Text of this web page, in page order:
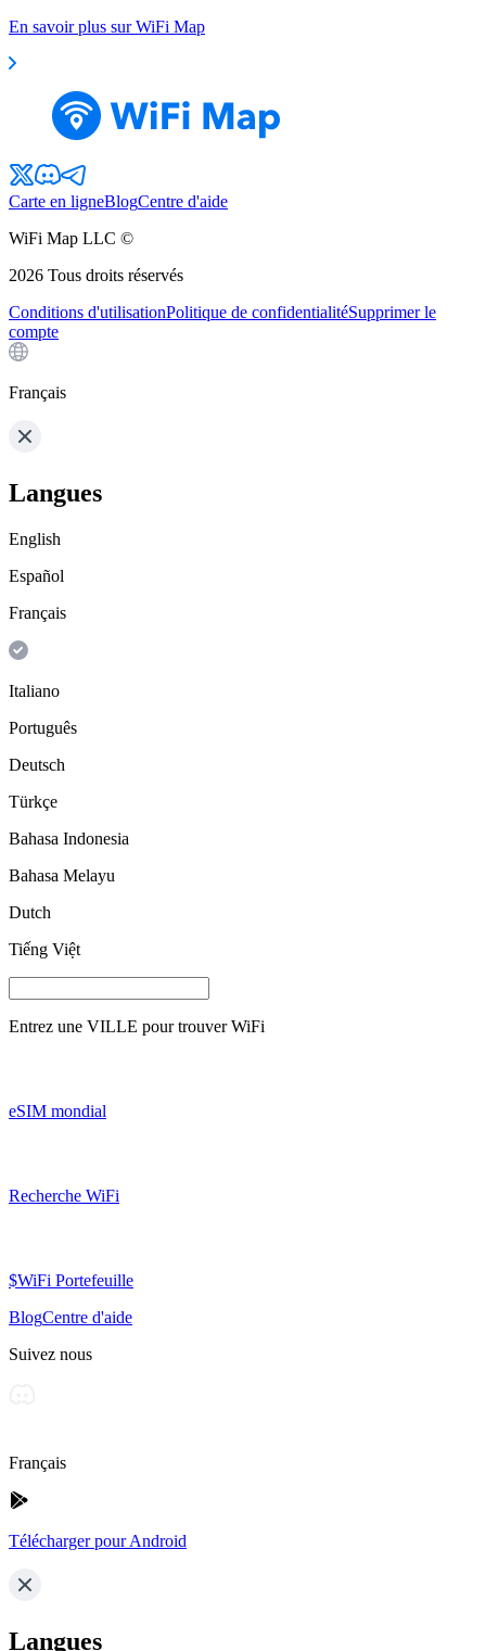
En savoir plus sur WiFi Map
Carte en ligneBlogCentre d'aide
WiFi Map LLC ©
2026 Tous droits réservés
Conditions d'utilisationPolitique de confidentialitéSupprimer le
compte
Français
Langues
English
Español
Français
Italiano
Português
Deutsch
Türkçe
Bahasa Indonesia
Bahasa Melayu
Dutch
Tiếng Việt
Entrez une VILLE pour trouver WiFi
eSIM mondial
Recherche WiFi
$WiFi Portefeuille
BlogCentre d'aide
Suivez nous
Français
Télécharger pour Android
Langues